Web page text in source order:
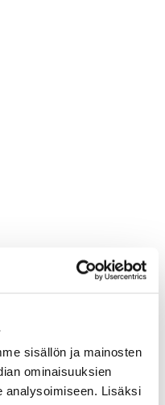
sisällön ja mainosten
ominaisuuksien
analysoimiseen. Lisäksi